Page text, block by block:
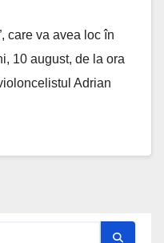
care va avea loc în
10 august, de la ora
Adrian